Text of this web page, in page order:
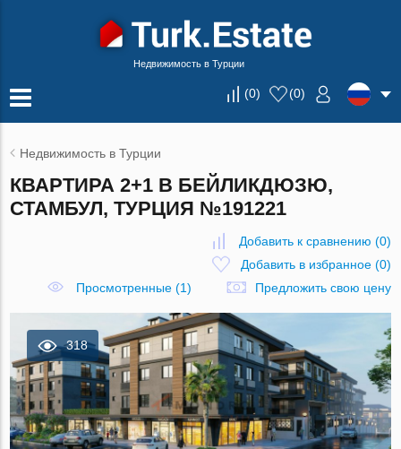
Недвижимость в Турции
(0) (0)
Недвижимость в Турции
КВАРТИРА 2+1 В БЕЙЛИКДЮЗЮ,
СТАМБУЛ, ТУРЦИЯ №191221
Добавить к сравнению (0)
Добавить в избранное(0)
Просмотренные (1)
Предложить свою цену
318